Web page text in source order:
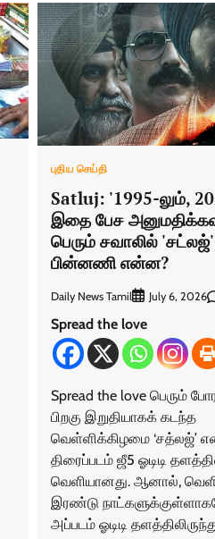
புதிய செய்தி
Satluj: '1995-லும்,
இதை பேச
பெரும் சவாலில்
பின்னணி என்ன?
Daily News Tamil July 6, 2026
Spread the love
Spread the love பெரும்
பிறகு இறுதியாகக் கடந்த
வெள்ளிக்கிழமை ‘சத்லஜ்’
திரைப்படம் ஜீ5 ஓடிடி
வெளியானது. ஆனால்,
இரண்டு
அப்படம் ஓடிடி